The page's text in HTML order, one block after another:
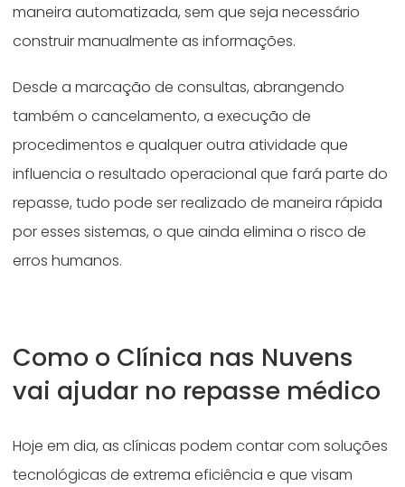
maneira automatizada, sem que seja necessário
construir manualmente as informações.
Desde a marcação de consultas, abrangendo
também o cancelamento, a execução de
procedimentos e qualquer outra atividade que
influencia o resultado operacional que fará parte do
repasse, tudo pode ser realizado de maneira rápida
por esses sistemas, o que ainda elimina o risco de
erros humanos.
Como o Clínica nas Nuvens
vai ajudar no repasse médico
Hoje em dia, as clínicas podem contar com soluções
tecnológicas de extrema eficiência e que visam